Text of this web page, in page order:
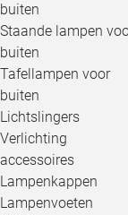
buiten
Staande lampen
buiten
Tafellampen voor
buiten
Lichtslingers
Verlichting
accessoires
Lampenkappen
Lampenvoeten